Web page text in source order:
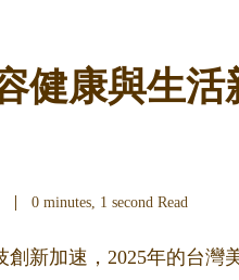
健康與生
0 minutes, 1 second Read
創新加速，2025年的台